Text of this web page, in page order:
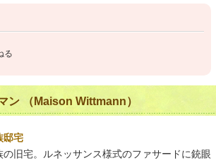
る
ン （Maison Wittmann）
邸宅
旧宅。ルネッサンス様式のファサードに銃眼